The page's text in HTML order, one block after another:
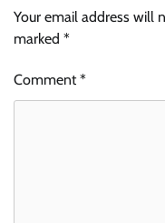
Your email address will
marked *
Comment*